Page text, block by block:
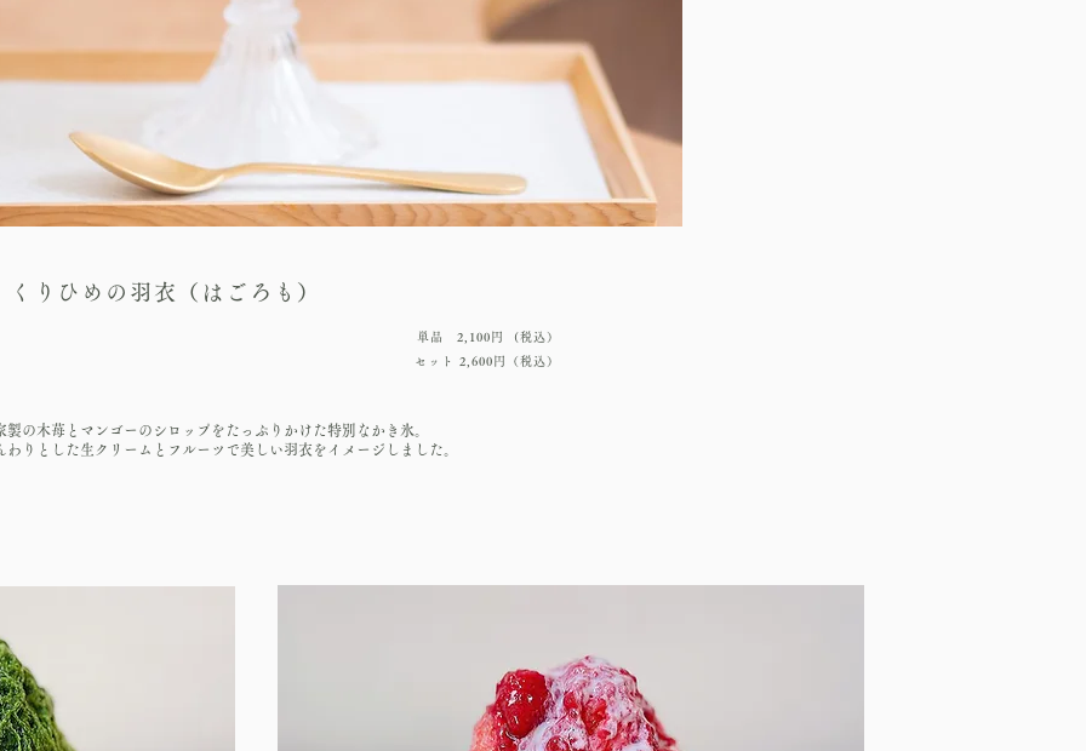
くりひめの羽衣（はごろも）
単品 2,100円 (税込）
セット 2,600円（税込）
製の木苺とマンゴーのシロップをたっぷりかけた特別なかき氷。
わりとした生クリームとフルーツで美しい羽衣をイメージしました。